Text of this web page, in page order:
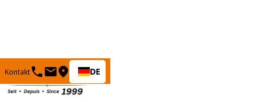
Kontakt DE